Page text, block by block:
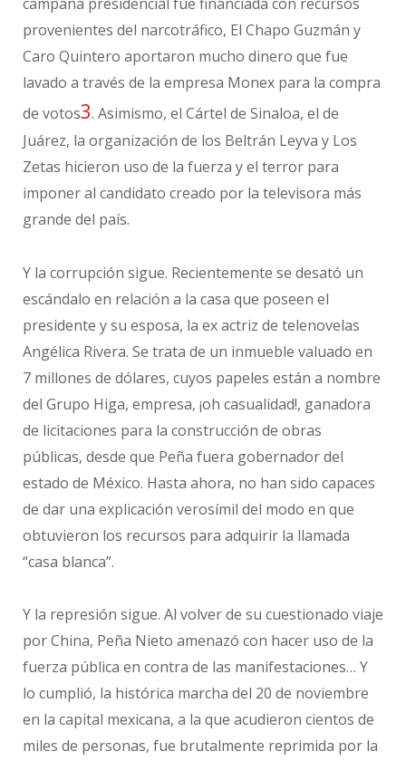
provenientes del narcotráfico, El Chapo Guzmán y
Caro Quintero aportaron mucho dinero que fue
lavado a través de la empresa Monex para la compra
de votos3. Asimismo, el Cártel de Sinaloa, el de
Juárez, la organización de los Beltrán Leyva y Los
Zetas hicieron uso de la fuerza y el terror para
imponer al candidato creado por la televisora más
grande del país.
Y la corrupción sigue. Recientemente se desató un
escándalo en relación a la casa que poseen el
presidente y su esposa, la ex actriz de telenovelas
Angélica Rivera. Se trata de un inmueble valuado en
7 millones de dólares, cuyos papeles están a nombre
del Grupo Higa, empresa, ¡oh casualidad!, ganadora
de licitaciones para la construcción de obras
públicas, desde que Peña fuera gobernador del
estado de México. Hasta ahora, no han sido capaces
de dar una explicación verosímil del modo en que
obtuvieron los recursos para adquirir la llamada
“casa blanca”.
Y la represión sigue. Al volver de su cuestionado viaje
por China, Peña Nieto amenazó con hacer uso de la
fuerza pública en contra de las manifestaciones… Y
lo cumplió, la histórica marcha del 20 de noviembre
en la capital mexicana, a la que acudieron cientos de
miles de personas, fue brutalmente reprimida por la